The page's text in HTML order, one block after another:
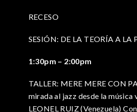
RECESO
SESIÓN: DE LA TEORÍA A LA
1:30pm – 2:00pm
TALLER: MERE MERE CON
mirada al jazz desde la música
LEONEL RUIZ (Venezuela)